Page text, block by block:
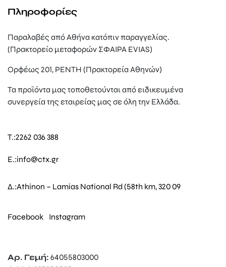
Πληροφορίες
Παραλαβές από Αθήνα κατόπιν παραγγελίας.
(Πρακτορείο μεταφορών ΣΦΑΙΡΑ EVIAS)
Ορφέως 201, ΡΕΝΤΗ (Πρακτορεία Αθηνών)
Τα προϊόντα μας τοποθετούνται από ειδικευμένα
συνεργεία της εταιρείας μας σε όλη την Ελλάδα.
T.:2262 036 388
E.:info@ctx.gr
Δ.:Athinon – Lamias National Rd (58th km, 320 09
Facebook Instagram
Αρ. Γεμή: 64055803000